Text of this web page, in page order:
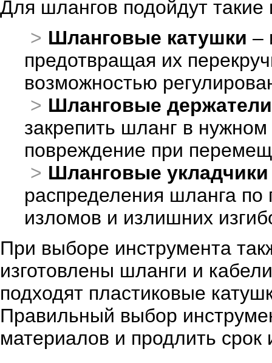
Для шлангов подойдут такие
Шланговые катушки –
предотвращая их
возможностью
Шланговые
закрепить шланг в
повреждение при
Шланговые укладчики
распределения шланга по
изломов и излишних
При выборе инструмента
изготовлены шланги и
подходят пластиковые
Правильный выбор
материалов и продлить срок